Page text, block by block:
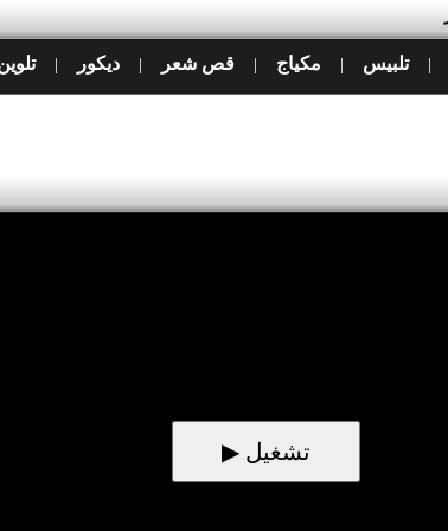
| تلبيس | مكياج | قص شعر | ديكور |
▶ تشغيل